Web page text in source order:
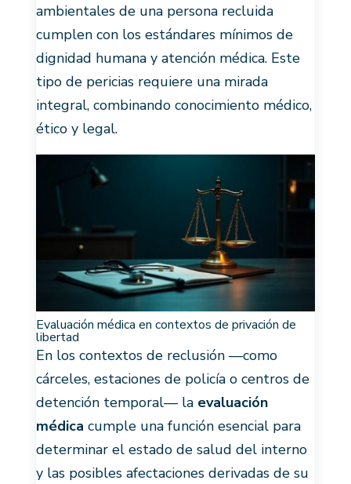
ambientales de una persona recluida
cumplen con los estándares mínimos de
dignidad humana y atención médica. Este
tipo de pericias requiere una mirada
integral, combinando conocimiento médico,
ético y legal.
Evaluación médica en contextos de privación de
libertad
En los contextos de reclusión —como
cárceles, estaciones de policía o centros de
detención temporal— la evaluación
médica cumple una función esencial para
determinar el estado de salud del interno
y las posibles afectaciones derivadas de su